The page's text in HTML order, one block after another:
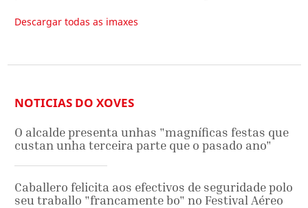
Descargar todas as imaxes
NOTICIAS DO XOVES
O alcalde presenta unhas "magníficas festas que
custan unha terceira parte que o pasado ano"
Caballero felicita aos efectivos de seguridade polo
seu traballo "francamente bo" no Festival Aéreo